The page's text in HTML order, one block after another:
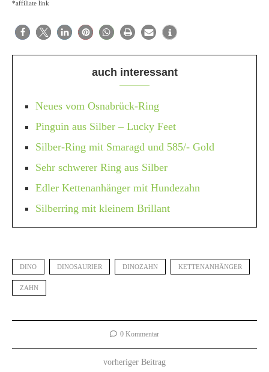
*affiliate link
auch interessant
Neues vom Osnabrück-Ring
Pinguin aus Silber – Lucky Feet
Silber-Ring mit Smaragd und 585/- Gold
Sehr schwerer Ring aus Silber
Edler Kettenanhänger mit Hundezahn
Silberring mit kleinem Brillant
DINO DINOSAURIER DINOZAHN KETTENANHÄNGER
ZAHN
0 Kommentar
vorheriger Beitrag